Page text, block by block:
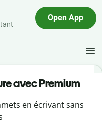
Open App
avec Premium
en écrivant sans